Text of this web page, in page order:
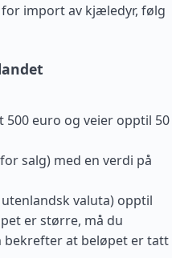
import av kjæledyr, følg
euro og veier opptil 50
salg) med en verdi på
valuta) opptil
er større, må du
bekrefter at beløpet er tatt